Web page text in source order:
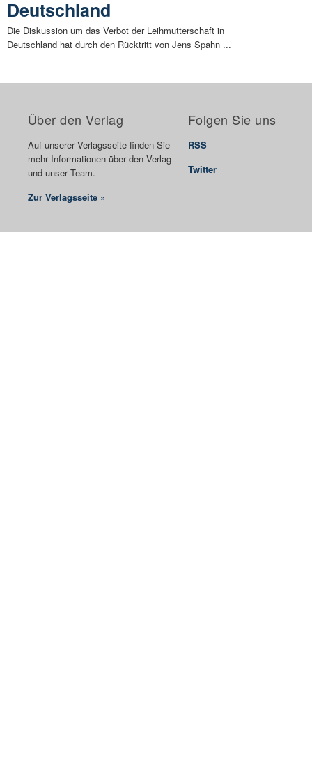
Deutschland
Die Diskussion um das Verbot der Leihmutterschaft in
Deutschland hat durch den Rücktritt von Jens Spahn ...
Über den Verlag
Auf unserer Verlagsseite finden Sie
mehr Informationen über den Verlag
und unser Team.
Zur Verlagsseite »
Folgen Sie uns
RSS
Twitter